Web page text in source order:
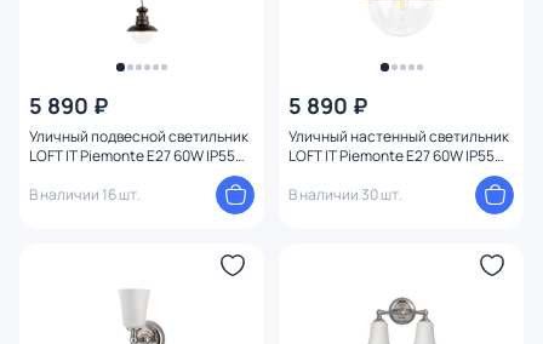
5 890 ₽
Уличный подвесной светильник
LOFT IT Piemonte E27 60W IP55
В наличии 16 шт.
5 890 ₽
Уличный настенный светильник
LOFT IT Piemonte E27 60W IP55
В наличии 30 шт.